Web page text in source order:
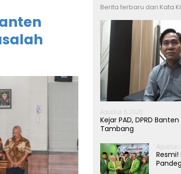
Berita terbaru dari Kata
Agustus 5, 2026
Kejar PAD, DPRD
Tambang
Agustus
Resmi!